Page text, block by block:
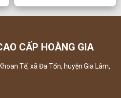
CẤP HOÀNG GIA
Tế, xã Đa Tốn, huyện Gia Lâm,